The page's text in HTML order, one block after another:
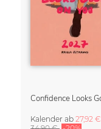
Kalender ab 27,92 €